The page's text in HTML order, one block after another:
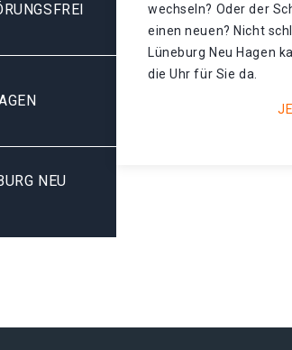
NEU
wechseln? Oder der
einen neuen? Nicht
Lüneburg Neu Hagen
die Uhr für Sie da.